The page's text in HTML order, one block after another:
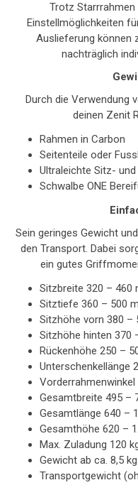
Trotz
Einstellmöglichkeiten
Auslieferung können
nachträglich
Durch die Verwendung
deinen Zenit
Rahmen in Carbon
Seitenteile oder
Ultraleichte Sitz-
Schwalbe ONE
Sein geringes Gewicht
den Transport. Dabei
ein gutes
Sitzbreite 320 – 460
Sitztiefe 360 – 500
Sitzhöhe vorn 380 –
Sitzhöhe hinten 370
Rückenhöhe 250 –
Unterschenkellänge
Vorderrahmenwinkel
Gesamtbreite 495 –
Gesamtlänge 640 –
Gesamthöhe 620 –
Max. Zuladung 120
Gewicht ab ca. 8,5 kg
Transportgewicht